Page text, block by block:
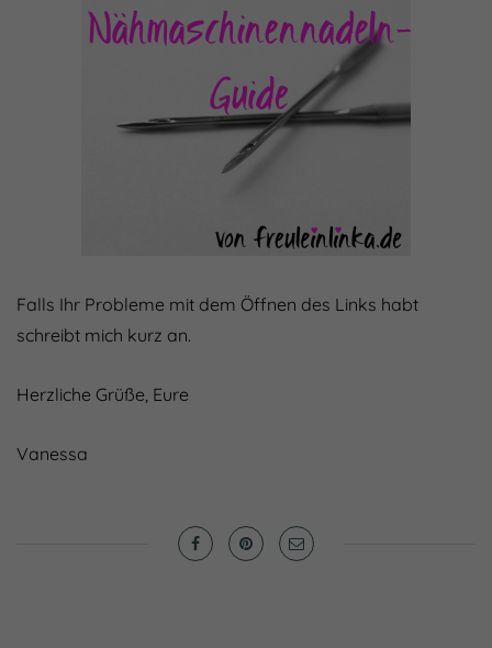
Falls Ihr Probleme mit dem Öffnen des Links habt
schreibt mich kurz an.
Herzliche Grüße, Eure
Vanessa